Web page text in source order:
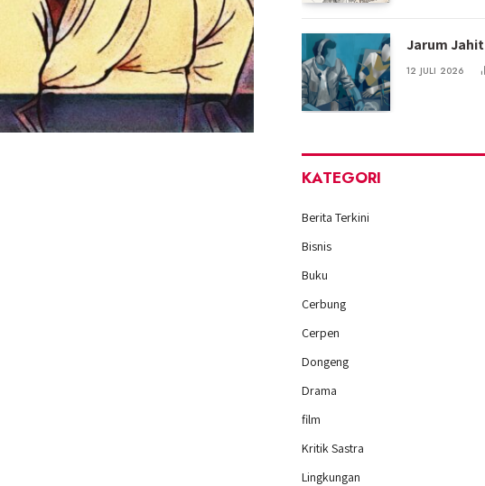
Jarum Jahit
12 JULI 2026
KATEGORI
Berita Terkini
Bisnis
Buku
Cerbung
Cerpen
Dongeng
Drama
film
Kritik Sastra
Lingkungan